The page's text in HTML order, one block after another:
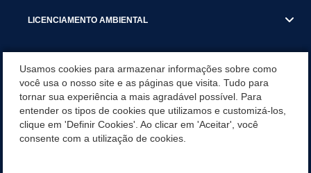
LICENCIAMENTO AMBIENTAL
SERVIÇOS
SERVIÇOS DO DEPARTAMENTO DE RECEITA MUNICIPAL
Usamos cookies para armazenar informações sobre como
você usa o nosso site e as páginas que visita. Tudo para
tornar sua experiência a mais agradável possível. Para
entender os tipos de cookies que utilizamos e customizá-los,
clique em 'Definir Cookies'. Ao clicar em 'Aceitar', você
consente com a utilização de cookies.